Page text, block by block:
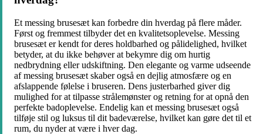
Et messing brusesæt kan forbedre din hverdag på flere måder.
Først og fremmest tilbyder det en kvalitetsoplevelse. Messing
brusesæt er kendt for deres holdbarhed og pålidelighed, hvilket
betyder, at du ikke behøver at bekymre dig om hurtig
nedbrydning eller udskiftning. Den elegante og varme udseende
af messing brusesæt skaber også en dejlig atmosfære og en
afslappende følelse i bruseren. Dens justerbarhed giver dig
mulighed for at tilpasse strålemønster og retning for at opnå den
perfekte badoplevelse. Endelig kan et messing brusesæt også
tilføje stil og luksus til dit badeværelse, hvilket kan gøre det til et
rum, du nyder at være i hver dag.